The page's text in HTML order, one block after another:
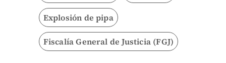
Explosión de pipa
Fiscalía General de Justicia (FGJ)